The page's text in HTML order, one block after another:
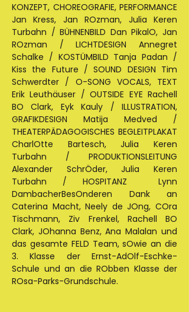
KONZEPT, CHOREOGRAFIE, PERFORMANCE
Jan Kress, Jan ROzman, Julia Keren
Turbahn / BÜHNENBILD Dan PikalO, Jan
ROzman / LICHTDESIGN Annegret
Schalke / KOSTÜMBILD Tanja Padan /
Kiss the Future / SOUND DESIGN Tim
Schwerdter / O-SONG VOCALS, TEXT
Erik Leuthäuser / OUTSIDE EYE Rachell
BO Clark, Eyk Kauly / ILLUSTRATION,
GRAFIKDESIGN Matija Medved /
THEATERPÄDAGOGISCHES BEGLEITPLAKAT
CharlOtte Bartesch, Julia Keren
Turbahn / PRODUKTIONSLEITUNG
Alexander SchrÖder, Julia Keren
Turbahn / HOSPITANZ  Lynn
DambacherBesOnderen Dank an
Caterina Macht, Neely de JOng, COra
Tischmann, Ziv Frenkel, Rachell BO
Clark, JOhanna Benz, Ana Malalan und
das gesamte FELD Team, sOwie an die
3. Klasse der Ernst-AdOlf-Eschke-
Schule und an die RObben Klasse der
ROsa-Parks-Grundschule.